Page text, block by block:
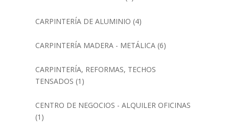
CARPINTERÍA DE ALUMINIO (4)
CARPINTERÍA MADERA - METÁLICA(6)
CARPINTERÍA, REFORMAS, TECHOS
TENSADOS (1)
CENTRO DE NEGOCIOS - ALQUILER OFICINAS
(1)